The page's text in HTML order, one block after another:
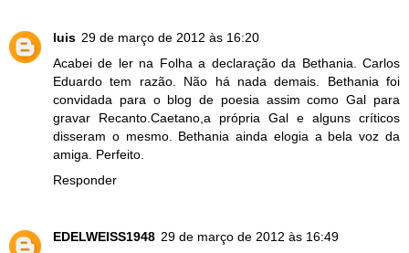
luis 29 de março de 2012 às 16:20
Acabei de ler na Folha a declaração da Bethania. Carlos
Eduardo tem razão. Não há nada demais. Bethania foi
convidada para o blog de poesia assim como Gal para
gravar Recanto.Caetano,a própria Gal e alguns críticos
disseram o mesmo. Bethania ainda elogia a bela voz da
amiga. Perfeito.
Responder
EDELWEISS1948 29 de março de 2012 às 16:49